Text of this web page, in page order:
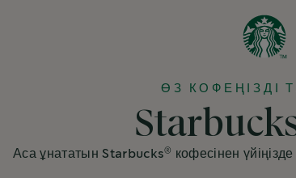
ӨЗ КОФЕҢІЗДІ
Аса ұнататын Starbucks® кофесінен